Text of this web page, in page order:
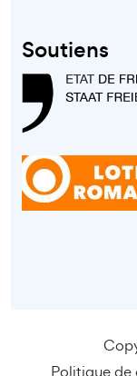
Soutiens
Politique